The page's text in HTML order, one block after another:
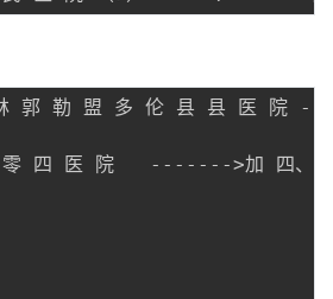
郭 勒 盟 多 伦 县 县 医 院
四 医 院   ------->加 四、川